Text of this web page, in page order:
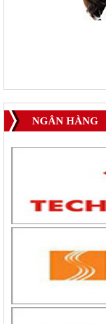
NGÂN HÀNG